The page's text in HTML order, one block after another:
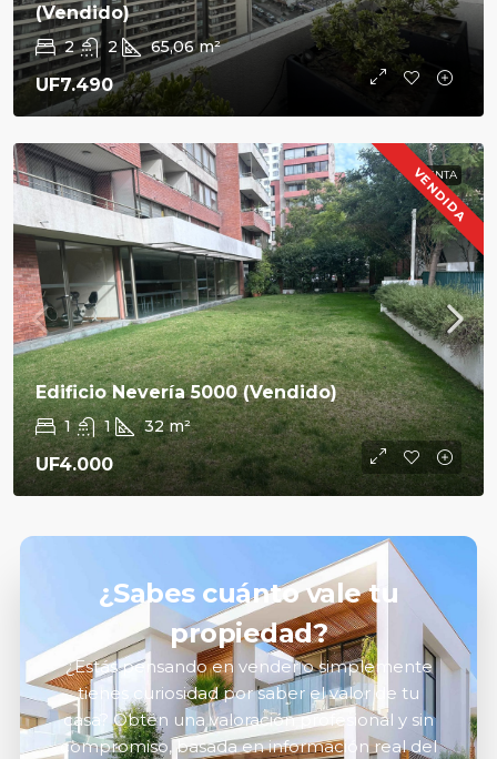
(Vendido)
2 2 65,06 m²
UF7.490
VENDIDA
VENTA
Edificio Nevería 5000 (Vendido)
1 1 32 m²
UF4.000
¿Sabes cuánto vale tu
propiedad?
¿Estás pensando en vender o simplemente
tienes curiosidad por saber el valor de tu
casa? Obtén una valoración profesional y sin
compromiso, basada en información real del